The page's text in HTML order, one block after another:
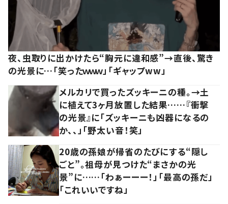
夜、虫取りに出かけたら“胸元に違和感”→直後、驚き
の光景に…「笑ったｗｗｗ」「ギャップww」
メルカリで買ったズッキーニの種。→土
に植えて3ヶ月放置した結果……『衝撃
の光景』に「ズッキーニも凶器になるの
か、、」「野太い音！笑」
20歳の孫娘が帰省のたびにする“隠し
ごと”。祖母が見つけた“まさかの光
景”に……「わぁーーー！」「最高の孫だ」
「これいいですね」